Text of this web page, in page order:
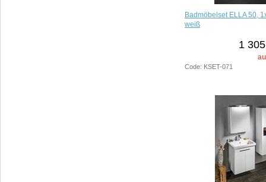
Badmöbelset ELLA 50,
weiß
1
Code: KSET-071